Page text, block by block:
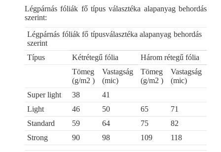
Légpárnás fóliák fő típus választéka alapanyag behordás
szerint:
Légpárnás fóliák fő típusválasztéka alapanyag behordás
szerint
Típus
Kétrétegű fólia
Három rétegű fólia
Tömeg
(g/m2 )
Vastagság
(mic)
Tömeg
(g/m2 )
Vastagság
(mic)
Super light
38
41
Light
46 50 65
71
Standard
59 64 75
82
Strong
90 98 109 118